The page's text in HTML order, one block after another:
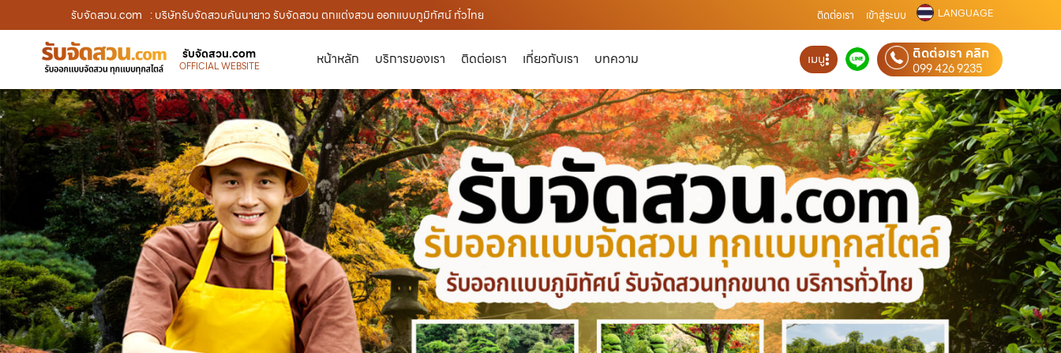
รับจัดสวน.com : บริษัทรับจัดสวนคันนายาว รับจัดสวน ตกแต่งสวน ออกแบบภูมิทัศน์ ทั่วไทย ติดต่อเรา เข้าสู่ระบบ LANGUAGE
รับจัดสวน.com
OFFICIAL WEBSITE หน้าหลัก บริการของเรา ติดต่อเรา เกี่ยวกับเรา บทความ เมนู ติดต่อเรา คลิก
099 426 9235